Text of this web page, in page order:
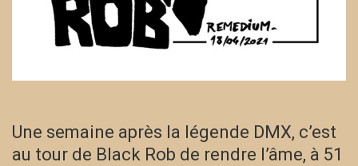
Une semaine après la légende DMX, c’est
au tour de Black Rob de rendre l’âme, à 51